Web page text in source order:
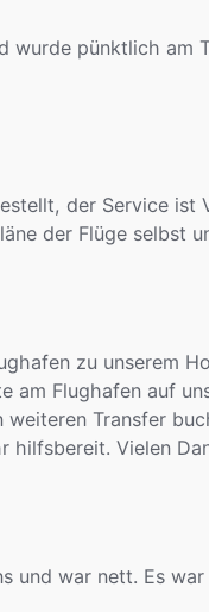
wurde pünktlich am
der Service ist
der Flüge selbst
zu unserem
am Flughafen auf
Transfer
hilfsbereit. Vielen
und war nett. Es war